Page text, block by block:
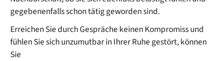
gegebenenfalls schon tätig geworden sind.
Erreichen Sie durch Gespräche keinen Kompromiss und
fühlen Sie sich unzumutbar in Ihrer Ruhe gestört, können
Sie